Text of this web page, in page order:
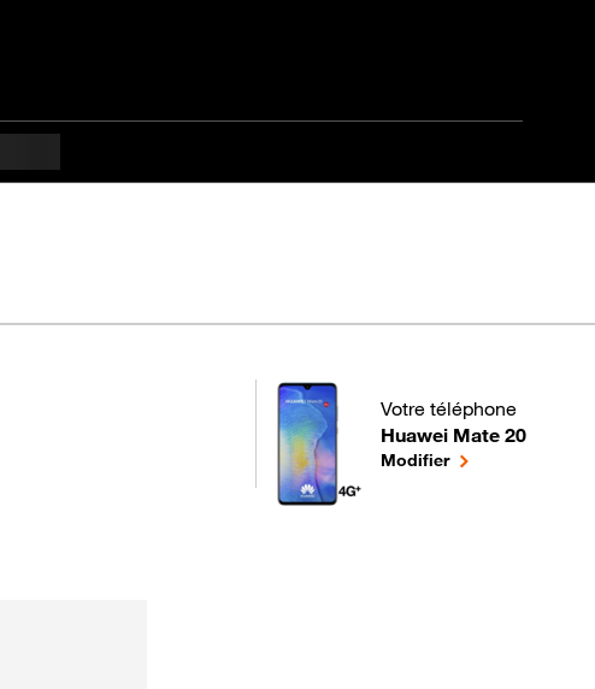
Votre téléphone
Huawei Mate 20
pour votre Huawei Mate
Modifierle téléphone